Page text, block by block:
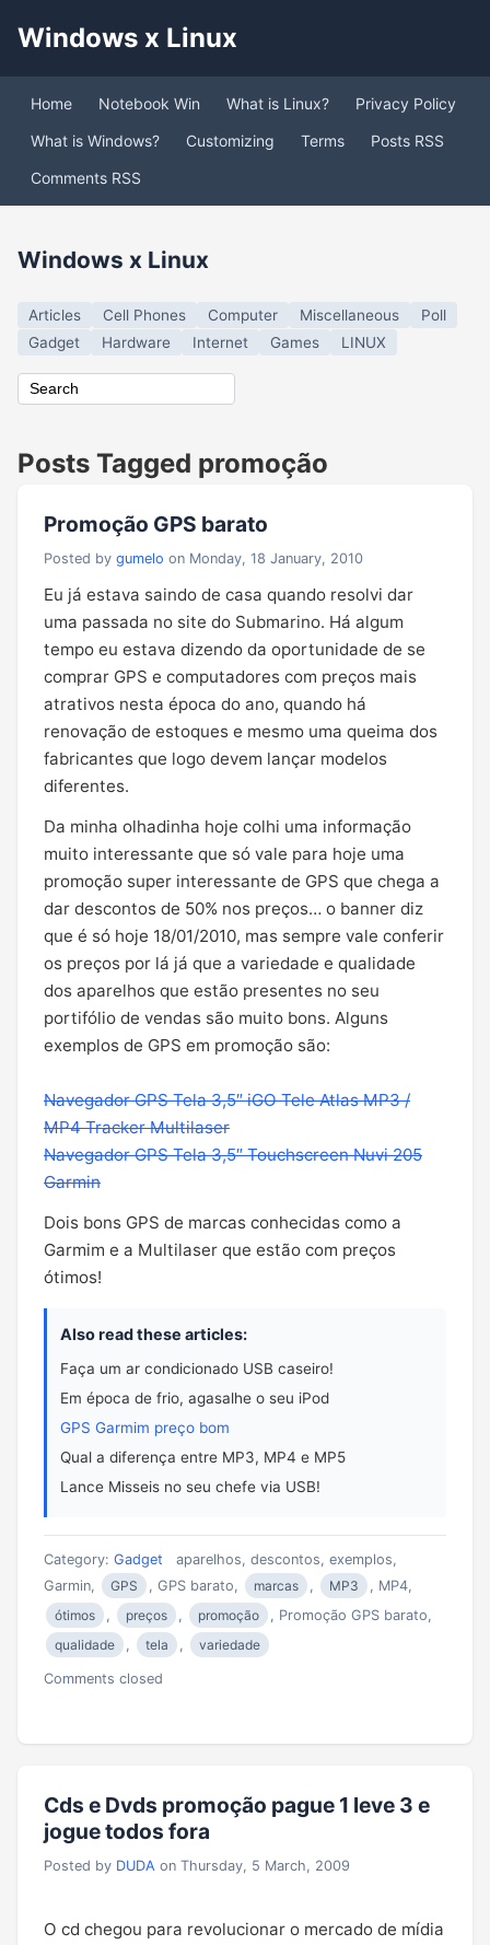
Windows x Linux
Home Notebook Win What is Linux?
Privacy Policy
What is Windows?
Customizing Terms
Posts RSS
Comments RSS
Windows x Linux
Articles Cell Phones Computer Miscellaneous
Poll
Gadget
Hardware Internet Games LINUX
Posts Tagged promoção
Promoção GPS barato
Posted by gumelo on Monday, 18 January, 2010
Eu já estava saindo de casa quando resolvi dar
uma passada no site do Submarino. Há algum
tempo eu estava dizendo da oportunidade de se
comprar GPS e computadores com preços mais
atrativos nesta época do ano, quando há
renovação de estoques e mesmo uma queima dos
fabricantes que logo devem lançar modelos
diferentes.
Da minha olhadinha hoje colhi uma informação
muito interessante que só vale para hoje uma
promoção super interessante de GPS que chega a
dar descontos de 50% nos preços… o banner diz
que é só hoje 18/01/2010, mas sempre vale conferir
os preços por lá já que a variedade e qualidade
dos aparelhos que estão presentes no seu
portifólio de vendas são muito bons. Alguns
exemplos de GPS em promoção são:
Navegador GPS Tela 3,5″ iGO Tele Atlas MP3 /
MP4 Tracker Multilaser
Navegador GPS Tela 3,5″ Touchscreen Nuvi 205
Garmin
Dois bons GPS de marcas conhecidas como a
Garmim e a Multilaser que estão com preços
ótimos!
Also read these articles:
Faça um ar condicionado USB caseiro!
Em época de frio, agasalhe o seu iPod
GPS Garmim preço bom
Qual a diferença entre MP3, MP4 e MP5
Lance Misseis no seu chefe via USB!
Category: Gadget
aparelhos, descontos, exemplos,
Garmin,
GPS , GPS barato, marcas , MP3
, MP4,
ótimos
, preços , promoção
, Promoção GPS barato,
qualidade
, tela , variedade
Comments closed
Cds e Dvds promoção pague 1 leve 3 e
jogue todos fora
Posted by DUDA on Thursday, 5 March, 2009
O cd chegou para revolucionar o mercado de mídia